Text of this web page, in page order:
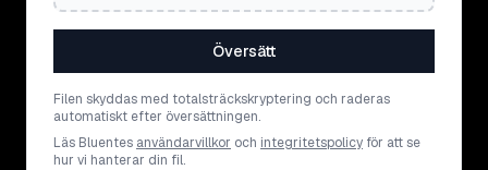
Översätt
Filen skyddas med totalsträckskryptering och raderas
automatiskt efter översättningen.
Läs Bluentes användarvillkor och integritetspolicy för att se
hur vi hanterar din fil.